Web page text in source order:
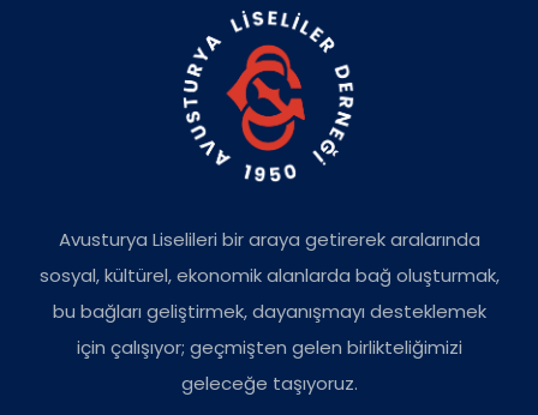
Avusturya Liselileri bir araya getirerek aralarında
sosyal, kültürel, ekonomik alanlarda bağ oluşturmak,
bu bağları geliştirmek, dayanışmayı desteklemek
için çalışıyor; geçmişten gelen birlikteliğimizi
geleceğe taşıyoruz.